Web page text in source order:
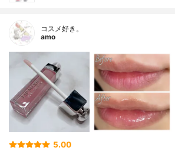
コスメ好き。
amo
5.00